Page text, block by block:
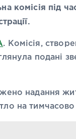
комісія під
. Комісія,
подані
надання
на тимчасово